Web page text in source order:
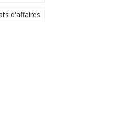
d'affaires